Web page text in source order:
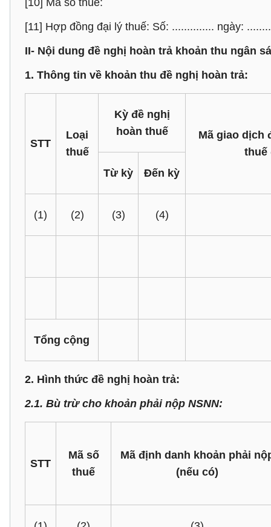
[10] Mã số thuế:
[11] Hợp đồng đại lý thuế: Số: .............. ngày:
II- Nội dung đề nghị hoàn trả khoản thu ngân
1. Thông tin về khoản thu đề nghị hoàn trả:
STT
Loại
thuế
Kỳ đề nghị
hoàn thuế
Mã giao dịch
thuế
Từ kỳ
Đến kỳ
(1) (2) (3) (4)
Tổng cộng
2. Hình thức đề nghị hoàn trả:
2.1. Bù trừ cho khoản phải nộp NSNN:
STT
Mã số
thuế
Mã định danh khoản phải
(nếu có)